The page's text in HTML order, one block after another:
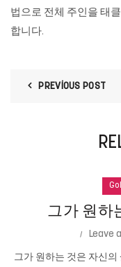
법으로 전체 주인을 태
합니다.
PREVIOUS POST
그가 원하
Leave
그가 원하는 것은 자신